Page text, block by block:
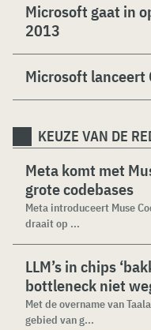
Microsoft gaat in
2013
Microsoft lanceert
KEUZE VAN DE
Meta komt met
grote codebases
Meta introduceert Muse
draait op ...
LLM’s in chips
bottleneck niet
Met de overname van
gebied van g...